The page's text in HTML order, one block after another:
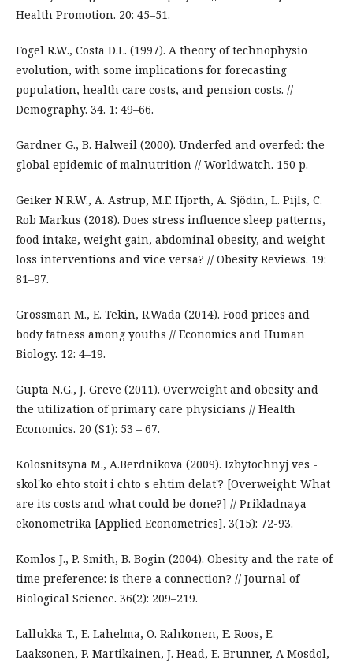
Health Promotion. 20: 45–51.
Fogel R.W., Costa D.L. (1997). A theory of technophysio
evolution, with some implications for forecasting
population, health care costs, and pension costs. //
Demography. 34. 1: 49–66.
Gardner G., B. Halweil (2000). Underfed and overfed: the
global epidemic of malnutrition // Worldwatch. 150 p.
Geiker N.R.W., A. Astrup, M.F. Hjorth, A. Sjödin, L. Pijls, C.
Rob Markus (2018). Does stress influence sleep patterns,
food intake, weight gain, abdominal obesity, and weight
loss interventions and vice versa? // Obesity Reviews. 19:
81–97.
Grossman M., E. Tekin, R.Wada (2014). Food prices and
body fatness among youths // Economics and Human
Biology. 12: 4–19.
Gupta N.G., J. Greve (2011). Overweight and obesity and
the utilization of primary care physicians // Health
Economics. 20 (S1): 53 – 67.
Kolosnitsyna M., A.Berdnikova (2009). Izbytochnyj ves -
skol'ko ehto stoit i chto s ehtim delat'? [Overweight: What
are its costs and what could be done?] // Prikladnaya
ekonometrika [Applied Econometrics]. 3(15): 72-93.
Komlos J., P. Smith, B. Bogin (2004). Obesity and the rate of
time preference: is there a connection? // Journal of
Biological Science. 36(2): 209–219.
Lallukka T., E. Lahelma, O. Rahkonen, E. Roos, E.
Laaksonen, P. Martikainen, J. Head, E. Brunner, A Mosdol,